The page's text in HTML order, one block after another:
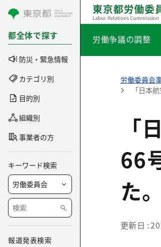
コンテンツにスキップ
都全体で探す
防災・緊急情報
カテゴリ別
目的別
組織別
事業者の方
キーワード検索
報道発表検索
労働争議の調整
労働委員会
「日本
「
66
た。
更新日